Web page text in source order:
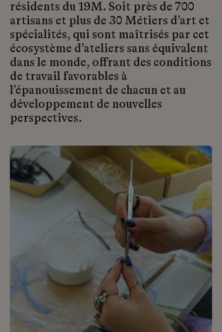
résidents du 19M. Soit près de 700
artisans et plus de 30 Métiers d’art et
spécialités, qui sont maîtrisés par cet
écosystème d’ateliers sans équivalent
dans le monde, offrant des conditions
de travail favorables à
l’épanouissement de chacun et au
développement de nouvelles
perspectives.